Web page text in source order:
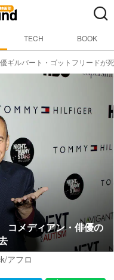
TECH BOOK
ギルバート・ゴットフリードが
コメディアン・俳優の
アフロ